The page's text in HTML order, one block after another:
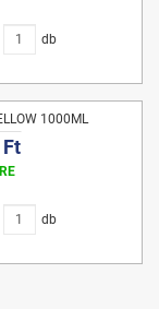
db
1000ML
db